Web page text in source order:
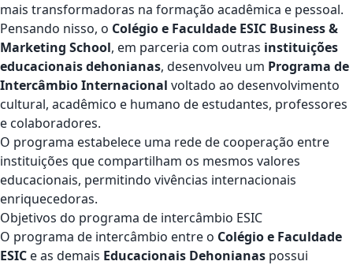
mais transformadoras na formação acadêmica e pessoal.
Pensando nisso, o Colégio e Faculdade ESIC Business &
Marketing School, em parceria com outras instituições
educacionais dehonianas, desenvolveu um Programa de
Intercâmbio Internacional voltado ao desenvolvimento
cultural, acadêmico e humano de estudantes, professores
e colaboradores.
O programa estabelece uma rede de cooperação entre
instituições que compartilham os mesmos valores
educacionais, permitindo vivências internacionais
enriquecedoras.
Objetivos do programa de intercâmbio ESIC
O programa de intercâmbio entre o Colégio e Faculdade
ESIC e as demais Educacionais Dehonianas possui